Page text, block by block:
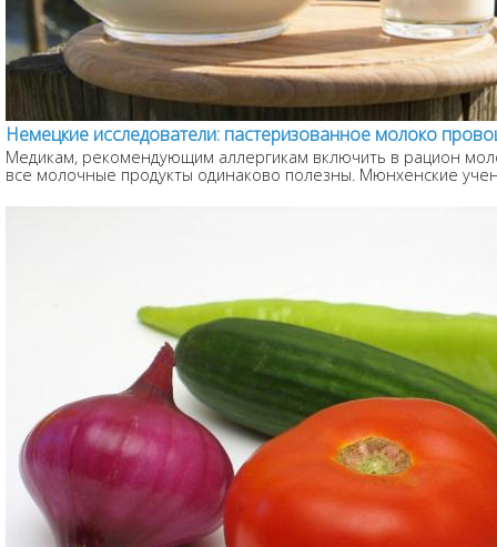
Немецкие исследователи: пастеризованное молоко
Медикам, рекомендующим аллергикам включить в рацион
все молочные продукты одинаково полезны. Мюнхенские